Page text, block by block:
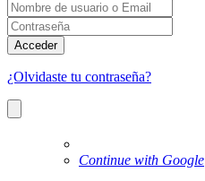
Acceder
¿Olvidaste tu contraseña?
Continue with Google